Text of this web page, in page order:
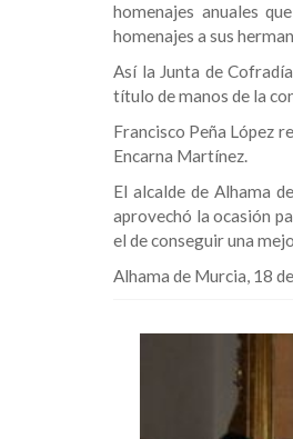
homenajes anuales
homenajes a sus
Así la Junta de
título de manos de la
Francisco Peña López
Encarna Martínez.
El alcalde de Alhama
aprovechó la ocasión
el de conseguir una
Alhama de Murcia, 18